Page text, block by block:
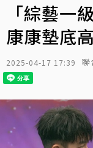
「綜藝一
康康墊底
2025-04-17 17:39 聯